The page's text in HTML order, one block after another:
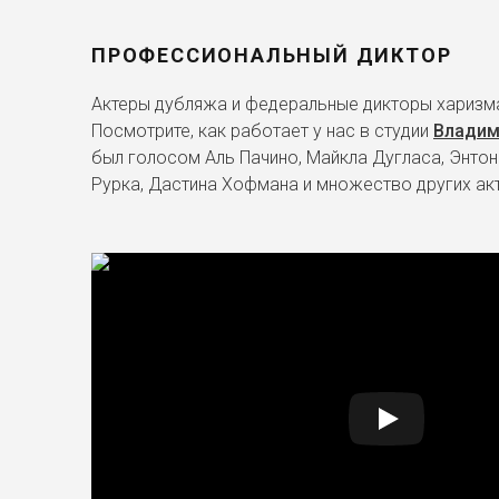
ПРОФЕССИОНАЛЬНЫЙ ДИКТОР
Актеры дубляжа и федеральные дикторы
Посмотрите, как работает у нас в студии
был голосом Аль Пачино, Майкла Дугласа,
Рурка, Дастина Хофмана и множество других